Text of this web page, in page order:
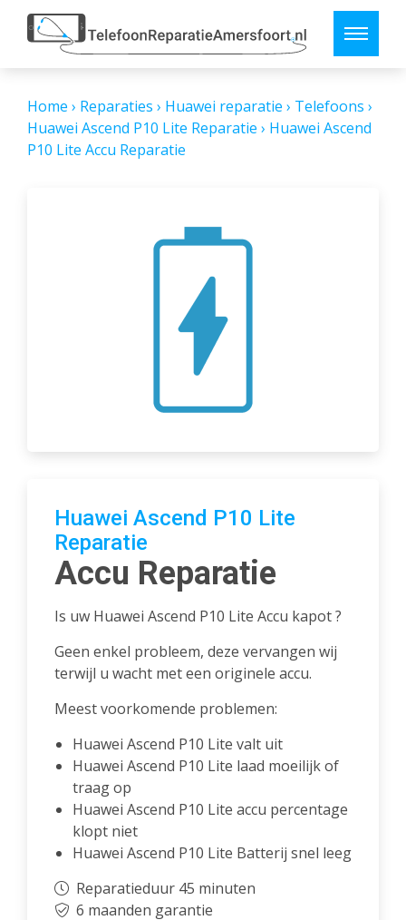
Home › Reparaties › Huawei reparatie › Telefoons ›
Huawei Ascend P10 Lite Reparatie › Huawei Ascend
P10 Lite Accu Reparatie
Huawei Ascend P10 Lite
Reparatie
Accu Reparatie
Is uw Huawei Ascend P10 Lite Accu kapot ?
Geen enkel probleem, deze vervangen wij
terwijl u wacht met een originele accu.
Meest voorkomende problemen:
Huawei Ascend P10 Lite valt uit
Huawei Ascend P10 Lite laad moeilijk of
traag op
Huawei Ascend P10 Lite accu percentage
klopt niet
Huawei Ascend P10 Lite Batterij snel leeg
Reparatieduur 45 minuten
6 maanden garantie